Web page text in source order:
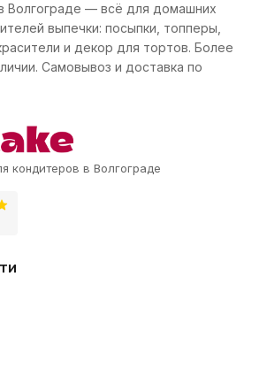
Волгограде — всё для домашних
выпечки: посыпки, топперы,
и декор для тортов. Более
Самовывоз и доставка по
кондитеров в Волгограде